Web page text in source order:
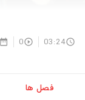
03:24
0
فصل ها